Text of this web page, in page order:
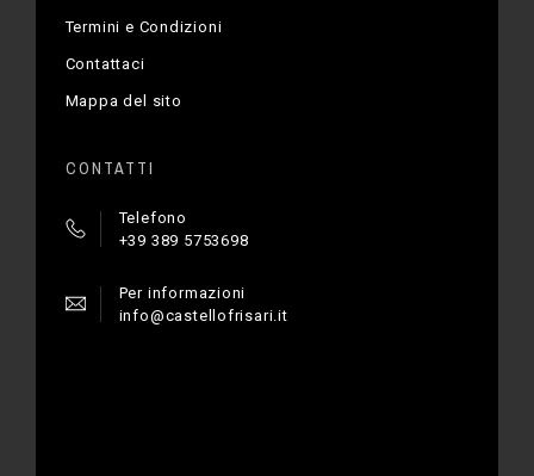
Termini e Condizioni
Contattaci
Mappa del sito
CONTATTI
Telefono
+39 389 5753698
Per informazioni
info@castellofrisari.it